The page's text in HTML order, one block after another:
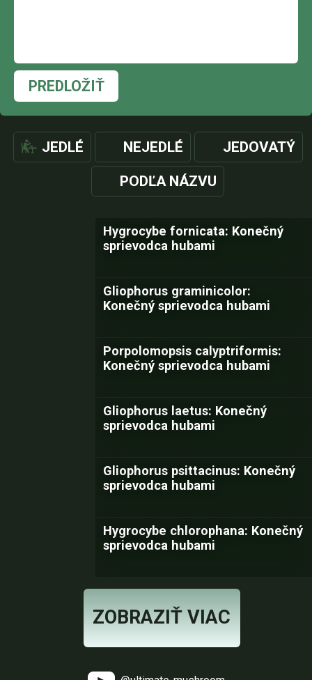
PREDLOŽIŤ
JEDLÉ NEJEDLÉ JEDOVATÝ
PODĽA NÁZVU
Hygrocybe fornicata: Konečný
sprievodca hubami
Gliophorus graminicolor:
Konečný sprievodca hubami
Porpolomopsis calyptriformis:
Konečný sprievodca hubami
Gliophorus laetus: Konečný
sprievodca hubami
Gliophorus psittacinus: Konečný
sprievodca hubami
Hygrocybe chlorophana: Konečný
sprievodca hubami
ZOBRAZIŤ VIAC